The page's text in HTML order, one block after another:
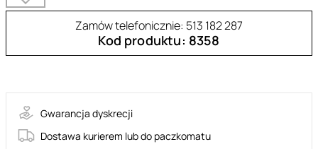
Zamów telefonicznie: 513 182 287
Kod produktu: 8358
Gwarancja dyskrecji
Dostawa kurierem lub do paczkomatu